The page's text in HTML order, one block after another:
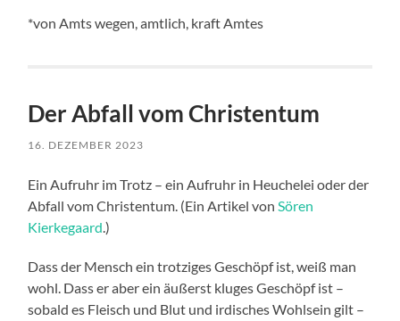
*von Amts wegen, amtlich, kraft Amtes
Der Abfall vom Christentum
16. DEZEMBER 2023
Ein Aufruhr im Trotz – ein Aufruhr in Heuchelei oder der
Abfall vom Christentum. (Ein Artikel vonSören
Kierkegaard.)
Dass der Mensch ein trotziges Geschöpf ist, weiß man
wohl. Dass er aber ein äußerst kluges Geschöpf ist –
sobald es Fleisch und Blut und irdisches Wohlsein gilt –